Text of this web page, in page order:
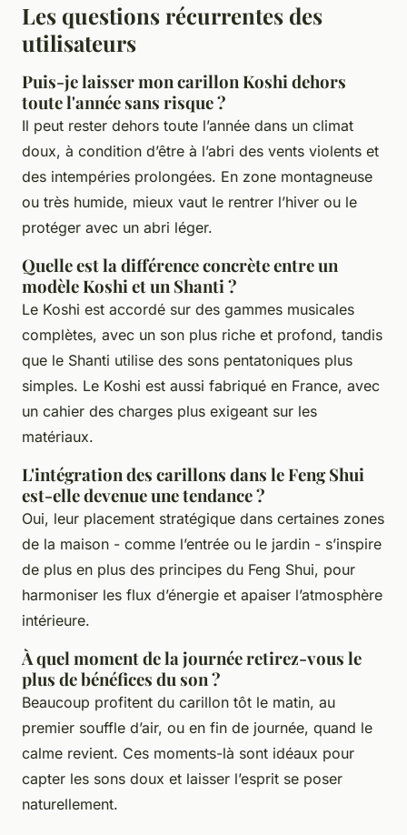
Les questions récurrentes des
utilisateurs
Puis-je laisser mon carillon Koshi dehors
toute l'année sans risque ?
Il peut rester dehors toute l’année dans un climat
doux, à condition d’être à l’abri des vents violents et
des intempéries prolongées. En zone montagneuse
ou très humide, mieux vaut le rentrer l’hiver ou le
protéger avec un abri léger.
Quelle est la différence concrète entre un
modèle Koshi et un Shanti ?
Le Koshi est accordé sur des gammes musicales
complètes, avec un son plus riche et profond, tandis
que le Shanti utilise des sons pentatoniques plus
simples. Le Koshi est aussi fabriqué en France, avec
un cahier des charges plus exigeant sur les
matériaux.
L'intégration des carillons dans le Feng Shui
est-elle devenue une tendance ?
Oui, leur placement stratégique dans certaines zones
de la maison - comme l’entrée ou le jardin - s’inspire
de plus en plus des principes du Feng Shui, pour
harmoniser les flux d’énergie et apaiser l’atmosphère
intérieure.
À quel moment de la journée retirez-vous le
plus de bénéfices du son ?
Beaucoup profitent du carillon tôt le matin, au
premier souffle d’air, ou en fin de journée, quand le
calme revient. Ces moments-là sont idéaux pour
capter les sons doux et laisser l’esprit se poser
naturellement.